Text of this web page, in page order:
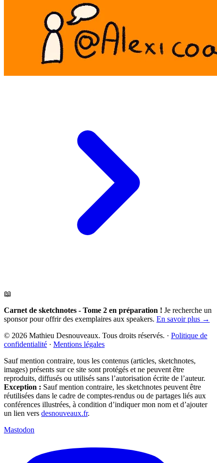
📖
Carnet de sketchnotes - Tome 2 en préparation ! Je recherche un
sponsor pour offrir des exemplaires aux speakers. En savoir plus →
© 2026 Mathieu Desnouveaux. Tous droits réservés. · Politique de
confidentialité · Mentions légales
Sauf mention contraire, tous les contenus (articles, sketchnotes,
images) présents sur ce site sont protégés et ne peuvent être
reproduits, diffusés ou utilisés sans l’autorisation écrite de l’auteur.
Exception : Sauf mention contraire, les sketchnotes peuvent être
réutilisées dans le cadre de comptes-rendus ou de partages liés aux
conférences illustrées, à condition d’indiquer mon nom et d’ajouter
un lien vers desnouveaux.fr.
Mastodon